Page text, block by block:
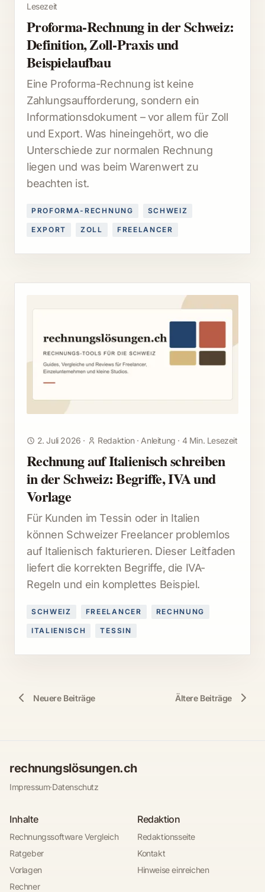
Lesezeit
Proforma-Rechnung in der Schweiz:
Definition, Zoll-Praxis und
Beispielaufbau
Eine Proforma-Rechnung ist keine
Zahlungsaufforderung, sondern ein
Informationsdokument – vor allem für Zoll
und Export. Was hineingehört, wo die
Unterschiede zur normalen Rechnung
liegen und was beim Warenwert zu
beachten ist.
PROFORMA-RECHNUNG SCHWEIZ
EXPORT ZOLL FREELANCER
2. Juli 2026 · Redaktion· Anleitung · 4 Min. Lesezeit
Rechnung auf Italienisch schreiben
in der Schweiz: Begriffe, IVA und
Vorlage
Für Kunden im Tessin oder in Italien
können Schweizer Freelancer problemlos
auf Italienisch fakturieren. Dieser Leitfaden
liefert die korrekten Begriffe, die IVA-
Regeln und ein komplettes Beispiel.
SCHWEIZ FREELANCER RECHNUNG
ITALIENISCH TESSIN
Neuere Beiträge Ältere Beiträge
rechnungslösungen.ch
Impressum·Datenschutz
Inhalte
Rechnungssoftware Vergleich
Ratgeber
Vorlagen
Rechner
Redaktion
Redaktionsseite
Kontakt
Hinweise einreichen